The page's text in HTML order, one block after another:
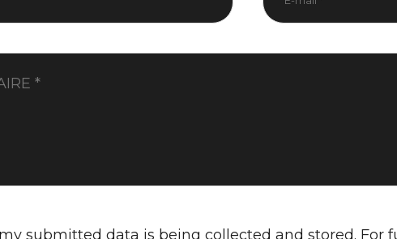
submitted data is being collected and stored. For